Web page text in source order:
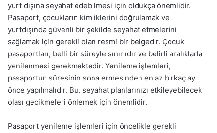
yurt dışına seyahat edebilmesi için oldukça önemlidir.
Pasaport, çocukların kimliklerini doğrulamak ve
yurtdışında güvenli bir şekilde seyahat etmelerini
sağlamak için gerekli olan resmi bir belgedir. Çocuk
pasaportları, belli bir süreyle sınırlıdır ve belirli aralıklarla
yenilenmesi gerekmektedir. Yenileme işlemleri,
pasaportun süresinin sona ermesinden en az birkaç ay
önce yapılmalıdır. Bu, seyahat planlarınızı etkileyebilecek
olası gecikmeleri önlemek için önemlidir.
Pasaport yenileme işlemleri için öncelikle gerekli